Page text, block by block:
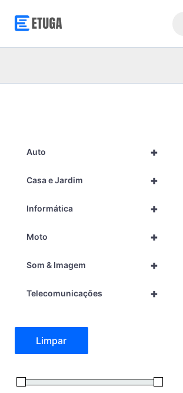
+
Auto
+
Casa e Jardim
+
Informática
+
Moto
+
Som & Imagem
+
Telecomunicações
Limpar